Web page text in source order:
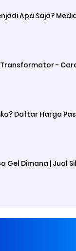
Apa Saja?
Transformator -
Daftar Harga
Gel Dimana | Jual